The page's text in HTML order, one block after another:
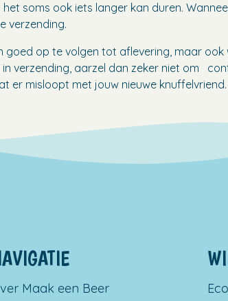
soms ook iets langer kan duren.
verzending.
op te volgen tot aflevering, maar ook
verzending, aarzel dan zeker niet om
er misloopt met jouw nieuwe knuffelvriend.
Maak een Beer